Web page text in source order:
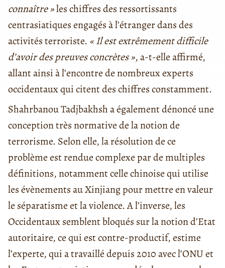
connaître »les chiffres des ressortissants
centrasiatiques engagés à l’étranger dans des
activités terroriste. « Il est extrêmement difficile
d’avoir des preuves concrètes », a-t-elle affirmé,
allant ainsi à l’encontre de nombreux experts
occidentaux qui citent des chiffres constamment.
Shahrbanou Tadjbakhsh a également dénoncé une
conception très normative de la notion de
terrorisme. Selon elle, la résolution de ce
problème est rendue complexe par de multiples
définitions, notamment celle chinoise qui utilise
les évènements au Xinjiang pour mettre en valeur
le séparatisme et la violence. A l’inverse, les
Occidentaux semblent bloqués sur la notion d’Etat
autoritaire, ce qui est contre-productif, estime
l’experte, qui a travaillé depuis 2010 avec l’ONU et